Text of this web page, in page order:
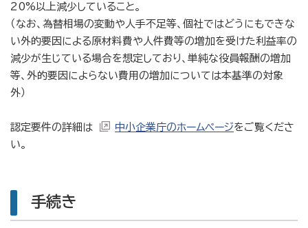
20%以上減少していること。
（なお、為替相場の変動や人手不足等、個社ではどうにもできな
い外的要因による原材料費や人件費等の増加を受けた利益率の
減少が生じている場合を想定しており、単純な役員報酬の増加
等、外的要因によらない費用の増加については本基準の対象
外）
認定要件の詳細は 中小企業庁のホームページをご覧くださ
い。
手続き